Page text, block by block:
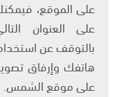
على الموقع،
بالتوقف عن
هاتفك وإرفاق
على موقع الشمس.